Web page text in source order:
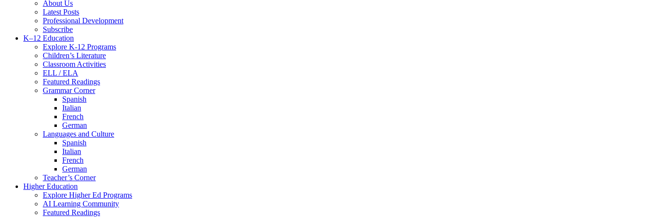
About Us
Latest Posts
Professional Development
Subscribe
K–12 Education
Explore K-12 Programs
Children’s Literature
Classroom Activities
ELL / ELA
Featured Readings
Grammar Corner
Spanish
Italian
French
German
Languages and Culture
Spanish
Italian
French
German
Teacher’s Corner
Higher Education
Explore Higher Ed Programs
AI Learning Community
Featured Readings